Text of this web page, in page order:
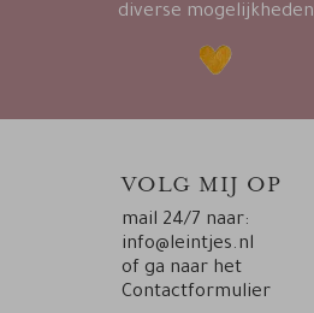
diverse mogelijkheden
VOLG MIJ OP
mail 24/7 naar:
info@leintjes.nl
of ga naar het
Contactformulier